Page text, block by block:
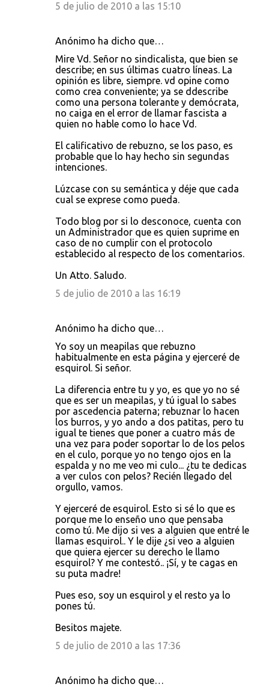
5 de julio de 2010 a las 15:10
Anónimo ha dicho que…
Mire Vd. Señor no sindicalista, que bien se
describe; en sus últimas cuatro líneas. La
opinión es libre, siempre. vd opine como
como crea conveniente; ya se ddescribe
como una persona tolerante y demócrata,
no caiga en el error de llamar fascista a
quien no hable como lo hace Vd.
El calificativo de rebuzno, se los paso, es
probable que lo hay hecho sin segundas
intenciones.
Lúzcase con su semántica y déje que cada
cual se exprese como pueda.
Todo blog por si lo desconoce, cuenta con
un Administrador que es quien suprime en
caso de no cumplir con el protocolo
establecido al respecto de los comentarios.
Un Atto. Saludo.
5 de julio de 2010 a las 16:19
Anónimo ha dicho que…
Yo soy un meapilas que rebuzno
habitualmente en esta página y ejerceré de
esquirol. Si señor.
La diferencia entre tu y yo, es que yo no sé
que es ser un meapilas, y tú igual lo sabes
por ascedencia paterna; rebuznar lo hacen
los burros, y yo ando a dos patitas, pero tu
igual te tienes que poner a cuatro más de
una vez para poder soportar lo de los pelos
en el culo, porque yo no tengo ojos en la
espalda y no me veo mi culo... ¿tu te dedicas
a ver culos con pelos? Recién llegado del
orgullo, vamos.
Y ejerceré de esquirol. Esto si sé lo que es
porque me lo enseño uno que pensaba
como tú. Me dijo si ves a alguien que entré le
llamas esquirol.. Y le dije ¿si veo a alguien
que quiera ejercer su derecho le llamo
esquirol? Y me contestó.. ¡Sí, y te cagas en
su puta madre!
Pues eso, soy un esquirol y el resto ya lo
pones tú.
Besitos majete.
5 de julio de 2010 a las 17:36
Anónimo ha dicho que…